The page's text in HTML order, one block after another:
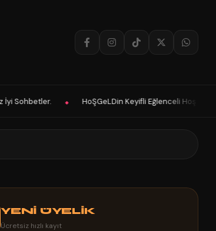
◆ HoŞGeLDin Keyifli Eğlenceli Hoş Vakitler Diler 2026
YENİ ÜYELİK
Ücretsiz hızlı kayıt